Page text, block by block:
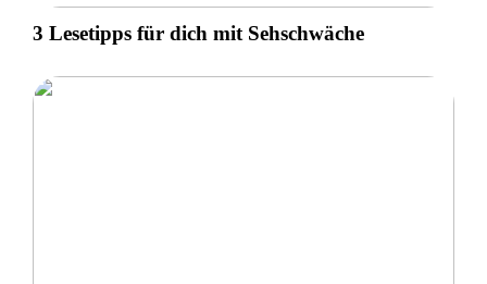
3 Lesetipps für dich mit Sehschwäche